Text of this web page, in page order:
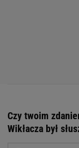
Czy twoim
Wikłacza był